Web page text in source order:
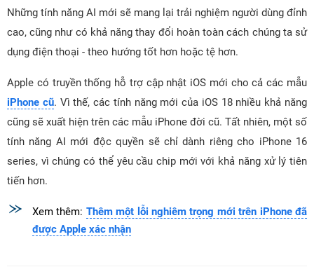
Những tính năng AI mới sẽ mang lại trải nghiệm người dùng đỉnh
cao, cũng như có khả năng thay đổi hoàn toàn cách chúng ta sử
dụng điện thoại - theo hướng tốt hơn hoặc tệ hơn.
Apple có truyền thống hỗ trợ cập nhật iOS mới cho cả các mẫu
iPhone cũ. Vì thế, các tính năng mới của iOS 18 nhiều khả năng
cũng sẽ xuất hiện trên các mẫu iPhone đời cũ. Tất nhiên, một số
tính năng AI mới độc quyền sẽ chỉ dành riêng cho iPhone 16
series, vì chúng có thể yêu cầu chip mới với khả năng xử lý tiên
tiến hơn.
Xem thêm: Thêm một lỗi nghiêm trọng mới trên iPhone đã
được Apple xác nhận